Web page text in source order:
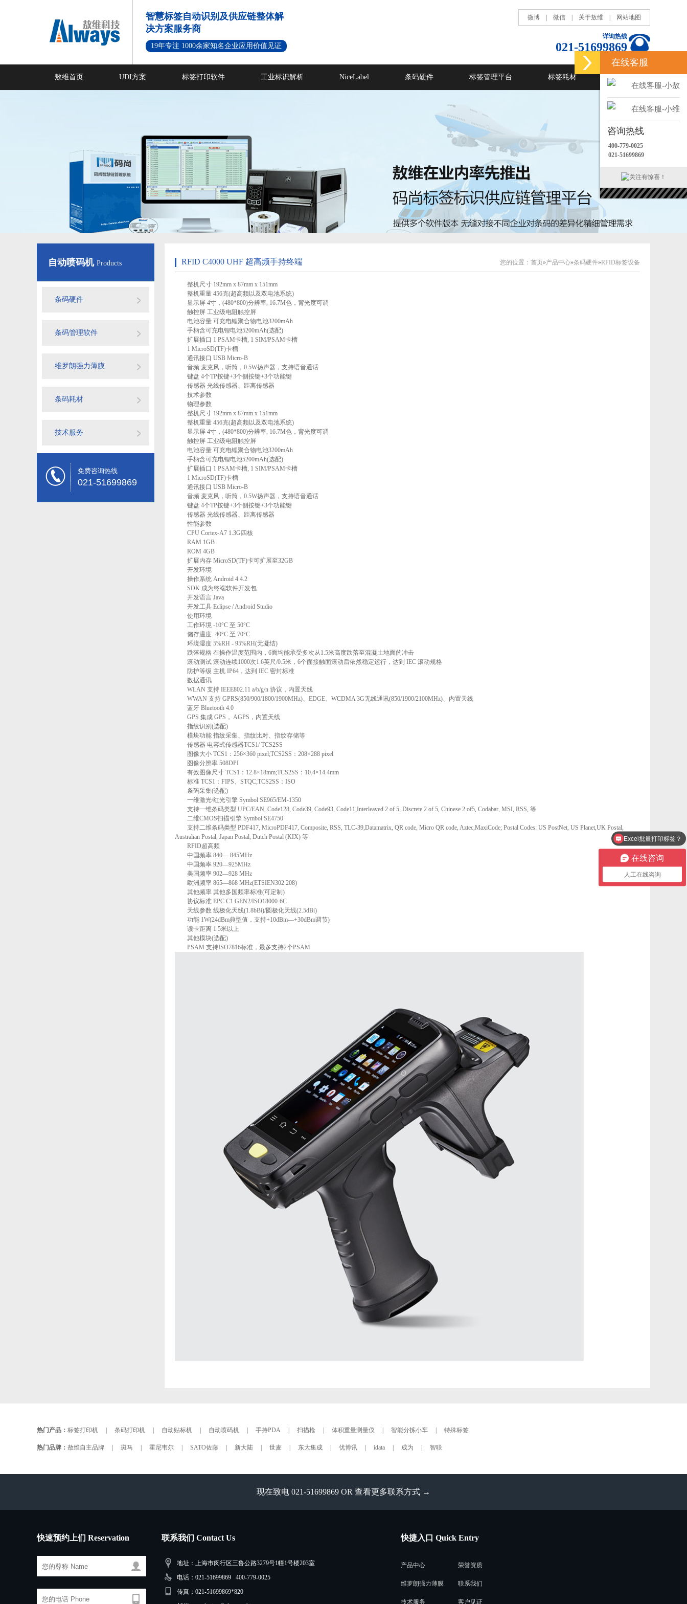
智慧标签自动识别及供应链整体解
决方案服务商
19年专注 1000余家知名企业应用价值见证
微博 微信 关于敖维 网站地图
详询热线
021-51699869
敖维首页 UDI方案 标签打印软件 工业标识解析 NiceLabel 条码硬件 标签管理平台 标签耗材 RFID
自动喷码机 Products
条码硬件
条码管理软件
维罗朗强力薄膜
条码耗材
技术服务
免费咨询热线
021-51699869
RFID C4000 UHF 超高频手持终端 您的位置： 首页»产品中心»条码硬件»RFID标签设备
整机尺寸 192mm x 87mm x 151mm
整机重量 456克(超高频以及双电池系统)
显示屏 4寸，(480*800)分辨率, 16.7M色，背光度可调
触控屏 工业级电阻触控屏
电池容量 可充电锂聚合物电池3200mAh
手柄含可充电锂电池5200mAh(选配)
扩展插口 1 PSAM卡槽, 1 SIM/PSAM卡槽
1 MicroSD(TF)卡槽
通讯接口 USB Micro-B
音频 麦克风，听筒，0.5W扬声器，支持语音通话
键盘 4个TP按键+3个侧按键+3个功能键
传感器 光线传感器、距离传感器
技术参数
物理参数
整机尺寸 192mm x 87mm x 151mm
整机重量 456克(超高频以及双电池系统)
显示屏 4寸，(480*800)分辨率, 16.7M色，背光度可调
触控屏 工业级电阻触控屏
电池容量 可充电锂聚合物电池3200mAh
手柄含可充电锂电池5200mAh(选配)
扩展插口 1 PSAM卡槽, 1 SIM/PSAM卡槽
1 MicroSD(TF)卡槽
通讯接口 USB Micro-B
音频 麦克风，听筒，0.5W扬声器，支持语音通话
键盘 4个TP按键+3个侧按键+3个功能键
传感器 光线传感器、距离传感器
性能参数
CPU Cortex-A7 1.3G四核
RAM 1GB
ROM 4GB
扩展内存 MicroSD(TF)卡可扩展至32GB
开发环境
操作系统 Android 4.4.2
SDK 成为终端软件开发包
开发语言 Java
开发工具 Eclipse / Android Studio
使用环境
工作环境 -10°C 至 50°C
储存温度 -40°C 至 70°C
环境湿度 5%RH - 95%RH(无凝结)
跌落规格 在操作温度范围内，6面均能承受多次从1.5米高度跌落至混凝土地面的冲击
滚动测试 滚动连续1000次1.6英尺/0.5米，6个面接触面滚动后依然稳定运行，达到 IEC 滚动规格
防护等级 主机 IP64，达到 IEC 密封标准
数据通讯
WLAN 支持 IEEE802.11 a/b/g/n 协议，内置天线
WWAN 支持 GPRS(850/900/1800/1900MHz)、EDGE、WCDMA 3G无线通讯(850/1900/2100MHz)、内置天线
蓝牙 Bluetooth 4.0
GPS 集成 GPS， AGPS，内置天线
指纹识别(选配)
模块功能 指纹采集、指纹比对、指纹存储等
传感器 电容式传感器TCS1/ TCS2SS
图像大小 TCS1：256×360 pixel;TCS2SS：208×288 pixel
图像分辨率 508DPI
有效图像尺寸 TCS1：12.8×18mm;TCS2SS：10.4×14.4mm
标准 TCS1：FIPS、STQC;TCS2SS：ISO
条码采集(选配)
一维激光/红光引擎 Symbol SE965/EM-1350
支持一维条码类型 UPC/EAN, Code128, Code39, Code93, Code11,Interleaved 2 of 5, Discrete 2 of 5, Chinese 2 of5, Codabar, MSI, RSS, 等
二维CMOS扫描引擎 Symbol SE4750
支持二维条码类型 PDF417, MicroPDF417, Composite, RSS, TLC-39,Datamatrix, QR code, Micro QR code, Aztec,MaxiCode; Postal Codes: US PostNet, US Planet,UK Postal,
Australian Postal, Japan Postal, Dutch Postal (KIX) 等
RFID超高频
中国频率 840— 845MHz
中国频率 920—925MHz
美国频率 902—928 MHz
欧洲频率 865—868 MHz(ETSIEN302 208)
其他频率 其他多国频率标准(可定制)
协议标准 EPC C1 GEN2/ISO18000-6C
天线参数 线极化天线(1.8bBi)/圆极化天线(2.5dBi)
功能 1W(24dBm典型值，支持+10dBm—+30dBm调节)
读卡距离 1.5米以上
其他模块(选配)
PSAM 支持ISO7816标准，最多支持2个PSAM
热门产品： 标签打印机 条码打印机 自动贴标机 自动喷码机 手持PDA 扫描枪 体积重量测量仪 智能分拣小车 特殊标签
热门品牌： 敖维自主品牌 斑马 霍尼韦尔 SATO佐藤 新大陆 世麦 东大集成 优博讯 idata 成为 智联
现在致电 021-51699869 OR 查看更多联系方式 →
快速预约上们 Reservation 联系我们 Contact Us
地址：上海市闵行区三鲁公路3279号1幢1号楼203室
电话：021-51699869 400-779-0025
传真：021-51699869*820
快捷入口 Quick Entry
产品中心 荣誉资质
维罗朗强力薄膜 联系我们
技术服务 客户见证
在线客服
在线客服-小敖
在线客服-小维
咨询热线
400-779-0025
021-51699869
关注有惊喜！
在线咨询
人工在线咨询
序列号001 002打印？